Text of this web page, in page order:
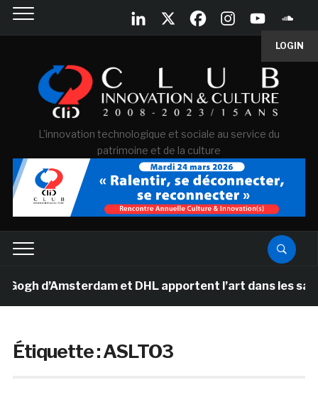
LOGIN
L'innovation technologique et sociale au service du
patrimoine et de la culture
d’Amsterdam et DHL apportent l’art dans les salles
Étiquette :ASLTO3